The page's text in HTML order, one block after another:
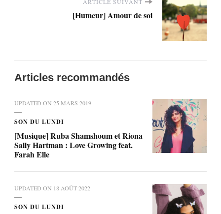
[Humeur] Amour de soi
Articles recommandés
UPDATED ON 25 MARS 2019
SON DU LUNDI
[Musique] Ruba Shamshoum et Riona
Sally Hartman : Love Growing feat.
Farah Elle
UPDATED ON 18 AOÛT 2022
SON DU LUNDI